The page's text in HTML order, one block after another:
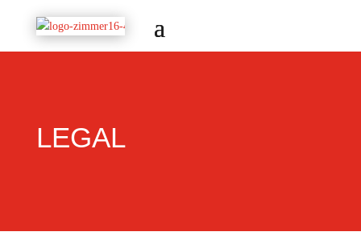
LEGAL